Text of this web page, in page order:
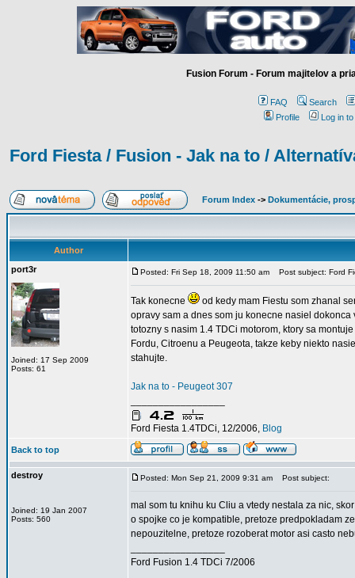
Fusion Forum - Forum majitelov a
FAQ
Search
Profile
Log in
Ford Fiesta / Fusion - Jak na to /
Forum Index -> Dokumentácie,
Author
port3r
Joined: 17 Sep 2009
Posts: 61
Posted: Fri Sep 18, 2009 11:50 am Post subject: Ford
Tak konecne
od kedy mam Fiestu som zhanal
opravy sam a dnes som ju konecne nasiel
totozny s nasim 1.4 TDCi motorom, ktory sa
Fordu, Citroenu a Peugeota, takze keby niekto
stahujte.
Jak na to - Peugeot 307
Ford Fiesta 1.4TDCi, 12/2006, Blog
Back to top
destroy
Joined: 19 Jan 2007
Posts: 560
Posted: Mon Sep 21, 2009 9:31 am Post subject:
mal som tu knihu ku Cliu a vtedy nestala za nic,
o spojke co je kompatible, pretoze predpokladam
nepouzitelne, pretoze rozoberat motor asi casto
Ford Fusion 1.4 TDCi 7/2006